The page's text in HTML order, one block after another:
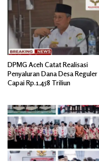
DPMG Aceh Catat Realisasi
Penyaluran Dana Desa Reguler
Capai Rp.1,458 Triliun